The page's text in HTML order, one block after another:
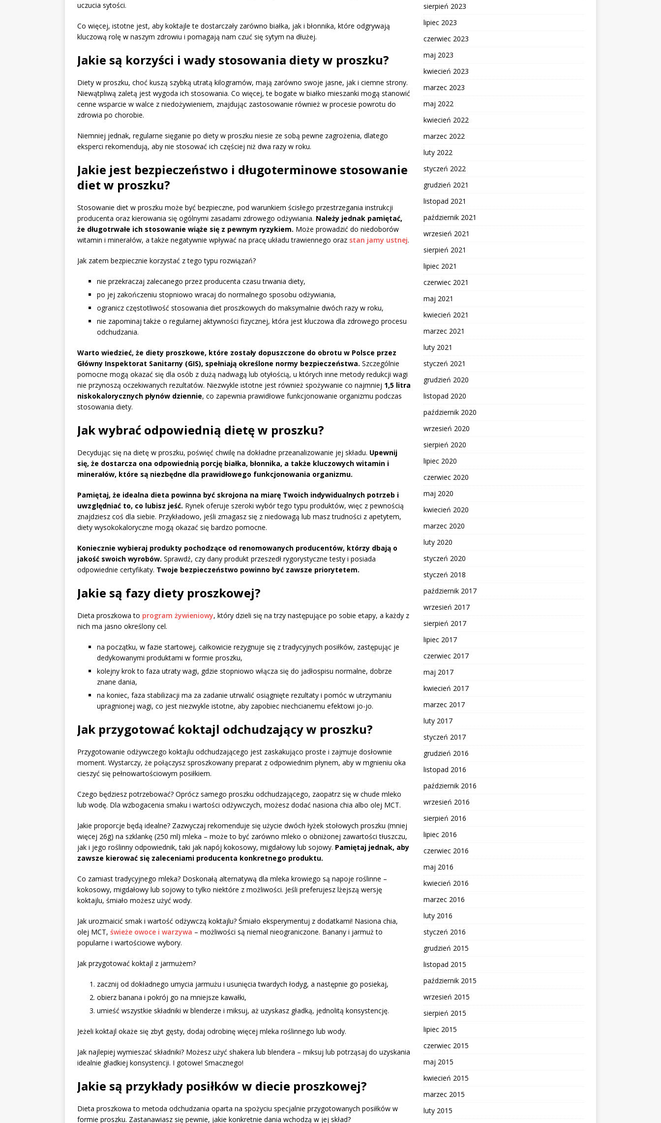
uczucia sytości.
Co więcej, istotne jest, aby koktajle te dostarczały zarówno białka, jak i błonnika, które odgrywają
kluczową rolę w naszym zdrowiu i pomagają nam czuć się sytym na dłużej.
Jakie są korzyści i wady stosowania diety w proszku?
Diety w proszku, choć kuszą szybką utratą kilogramów, mają zarówno swoje jasne, jak i ciemne strony.
Niewątpliwą zaletą jest wygoda ich stosowania. Co więcej, te bogate w białko mieszanki mogą stanowić
cenne wsparcie w walce z niedożywieniem, znajdując zastosowanie również w procesie powrotu do
zdrowia po chorobie.
Niemniej jednak, regularne sięganie po diety w proszku niesie ze sobą pewne zagrożenia, dlatego
eksperci rekomendują, aby nie stosować ich częściej niż dwa razy w roku.
Jakie jest bezpieczeństwo i długoterminowe stosowanie
diet w proszku?
Stosowanie diet w proszku może być bezpieczne, pod warunkiem ścisłego przestrzegania instrukcji
producenta oraz kierowania się ogólnymi zasadami zdrowego odżywiania. Należy jednak pamiętać,
że długotrwałe ich stosowanie wiąże się z pewnym ryzykiem. Może prowadzić do niedoborów
witamin i minerałów, a także negatywnie wpływać na pracę układu trawiennego oraz stan jamy ustnej.
Jak zatem bezpiecznie korzystać z tego typu rozwiązań?
nie przekraczaj zalecanego przez producenta czasu trwania diety,
po jej zakończeniu stopniowo wracaj do normalnego sposobu odżywiania,
ogranicz częstotliwość stosowania diet proszkowych do maksymalnie dwóch razy w roku,
nie zapominaj także o regularnej aktywności fizycznej, która jest kluczowa dla zdrowego procesu
odchudzania.
Warto wiedzieć, że diety proszkowe, które zostały dopuszczone do obrotu w Polsce przez
Główny Inspektorat Sanitarny (GIS), spełniają określone normy bezpieczeństwa. Szczególnie
pomocne mogą okazać się dla osób z dużą nadwagą lub otyłością, u których inne metody redukcji wagi
nie przynoszą oczekiwanych rezultatów. Niezwykle istotne jest również spożywanie co najmniej 1,5 litra
niskokalorycznych płynów dziennie, co zapewnia prawidłowe funkcjonowanie organizmu podczas
stosowania diety.
Jak wybrać odpowiednią dietę w proszku?
Decydując się na dietę w proszku, poświęć chwilę na dokładne przeanalizowanie jej składu. Upewnij
się, że dostarcza ona odpowiednią porcję białka, błonnika, a także kluczowych witamin i
minerałów, które są niezbędne dla prawidłowego funkcjonowania organizmu.
Pamiętaj, że idealna dieta powinna być skrojona na miarę Twoich indywidualnych potrzeb i
uwzględniać to, co lubisz jeść. Rynek oferuje szeroki wybór tego typu produktów, więc z pewnością
znajdziesz coś dla siebie. Przykładowo, jeśli zmagasz się z niedowagą lub masz trudności z apetytem,
diety wysokokaloryczne mogą okazać się bardzo pomocne.
Koniecznie wybieraj produkty pochodzące od renomowanych producentów, którzy dbają o
jakość swoich wyrobów. Sprawdź, czy dany produkt przeszedł rygorystyczne testy i posiada
odpowiednie certyfikaty. Twoje bezpieczeństwo powinno być zawsze priorytetem.
Jakie są fazy diety proszkowej?
Dieta proszkowa to program żywieniowy, który dzieli się na trzy następujące po sobie etapy, a każdy z
nich ma jasno określony cel.
na początku, w fazie startowej, całkowicie rezygnuje się z tradycyjnych posiłków, zastępując je
dedykowanymi produktami w formie proszku,
kolejny krok to faza utraty wagi, gdzie stopniowo włącza się do jadłospisu normalne, dobrze
znane dania,
na koniec, faza stabilizacji ma za zadanie utrwalić osiągnięte rezultaty i pomóc w utrzymaniu
upragnionej wagi, co jest niezwykle istotne, aby zapobiec niechcianemu efektowi jo-jo.
Jak przygotować koktajl odchudzający w proszku?
Przygotowanie odżywczego koktajlu odchudzającego jest zaskakująco proste i zajmuje dosłownie
moment. Wystarczy, że połączysz sproszkowany preparat z odpowiednim płynem, aby w mgnieniu oka
cieszyć się pełnowartościowym posiłkiem.
Czego będziesz potrzebować? Oprócz samego proszku odchudzającego, zaopatrz się w chude mleko
lub wodę. Dla wzbogacenia smaku i wartości odżywczych, możesz dodać nasiona chia albo olej MCT.
Jakie proporcje będą idealne? Zazwyczaj rekomenduje się użycie dwóch łyżek stołowych proszku (mniej
więcej 26g) na szklankę (250 ml) mleka – może to być zarówno mleko o obniżonej zawartości tłuszczu,
jak i jego roślinny odpowiednik, taki jak napój kokosowy, migdałowy lub sojowy. Pamiętaj jednak, aby
zawsze kierować się zaleceniami producenta konkretnego produktu.
Co zamiast tradycyjnego mleka? Doskonałą alternatywą dla mleka krowiego są napoje roślinne –
kokosowy, migdałowy lub sojowy to tylko niektóre z możliwości. Jeśli preferujesz lżejszą wersję
koktajlu, śmiało możesz użyć wody.
Jak urozmaicić smak i wartość odżywczą koktajlu? Śmiało eksperymentuj z dodatkami! Nasiona chia,
olej MCT, świeże owoce i warzywa – możliwości są niemal nieograniczone. Banany i jarmuż to
popularne i wartościowe wybory.
Jak przygotować koktajl z jarmużem?
zacznij od dokładnego umycia jarmużu i usunięcia twardych łodyg, a następnie go posiekaj,
obierz banana i pokrój go na mniejsze kawałki,
umieść wszystkie składniki w blenderze i miksuj, aż uzyskasz gładką, jednolitą konsystencję.
Jeżeli koktajl okaże się zbyt gęsty, dodaj odrobinę więcej mleka roślinnego lub wody.
Jak najlepiej wymieszać składniki? Możesz użyć shakera lub blendera – miksuj lub potrząsaj do uzyskania
idealnie gładkiej konsystencji. I gotowe! Smacznego!
Jakie są przykłady posiłków w diecie proszkowej?
Dieta proszkowa to metoda odchudzania oparta na spożyciu specjalnie przygotowanych posiłków w
formie proszku. Zastanawiasz się pewnie, jakie konkretnie dania wchodzą w jej skład?
sierpień 2023
lipiec 2023
czerwiec 2023
maj 2023
kwiecień 2023
marzec 2023
maj 2022
kwiecień 2022
marzec 2022
luty 2022
styczeń 2022
grudzień 2021
listopad 2021
październik 2021
wrzesień 2021
sierpień 2021
lipiec 2021
czerwiec 2021
maj 2021
kwiecień 2021
marzec 2021
luty 2021
styczeń 2021
grudzień 2020
listopad 2020
październik 2020
wrzesień 2020
sierpień 2020
lipiec 2020
czerwiec 2020
maj 2020
kwiecień 2020
marzec 2020
luty 2020
styczeń 2020
styczeń 2018
październik 2017
wrzesień 2017
sierpień 2017
lipiec 2017
czerwiec 2017
maj 2017
kwiecień 2017
marzec 2017
luty 2017
styczeń 2017
grudzień 2016
listopad 2016
październik 2016
wrzesień 2016
sierpień 2016
lipiec 2016
czerwiec 2016
maj 2016
kwiecień 2016
marzec 2016
luty 2016
styczeń 2016
grudzień 2015
listopad 2015
październik 2015
wrzesień 2015
sierpień 2015
lipiec 2015
czerwiec 2015
maj 2015
kwiecień 2015
marzec 2015
luty 2015